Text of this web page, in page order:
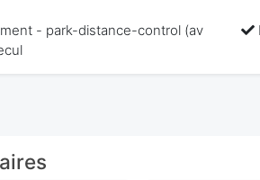
- park-distance-control (av